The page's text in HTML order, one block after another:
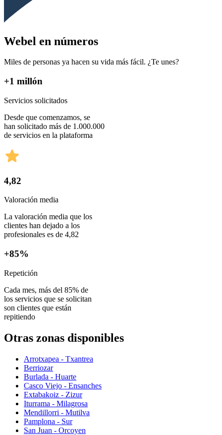
Webel en números
Miles de personas ya hacen su vida más fácil. ¿Te unes?
+1 millón
Servicios solicitados
Desde que comenzamos, se
han solicitado más de 1.000.000
de servicios en la plataforma
4,82
Valoración media
La valoración media que los
clientes han dejado a los
profesionales es de 4,82
+85%
Repetición
Cada mes, más del 85% de
los servicios que se solicitan
son clientes que están
repitiendo
Otras zonas disponibles
Arrotxapea - Txantrea
Berriozar
Burlada - Huarte
Casco Viejo - Ensanches
Extabakoiz - Zizur
Iturrama - Milagrosa
Mendillorri - Mutilva
Pamplona - Sur
San Juan - Orcoyen